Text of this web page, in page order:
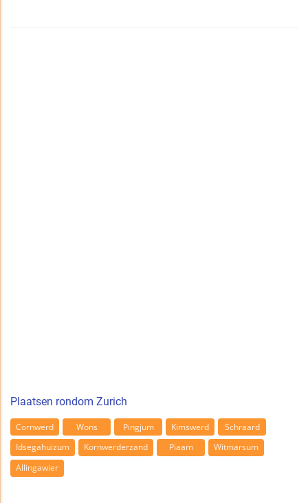
Plaatsen rondom Zurich
Cornwerd Wons Pingjum Kimswerd
Schraard
Idsegahuizum
Kornwerderzand Piaam
Witmarsum
Allingawier